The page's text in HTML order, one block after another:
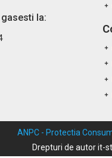
la:
ANPC - Protectia
Drepturi de autor it-